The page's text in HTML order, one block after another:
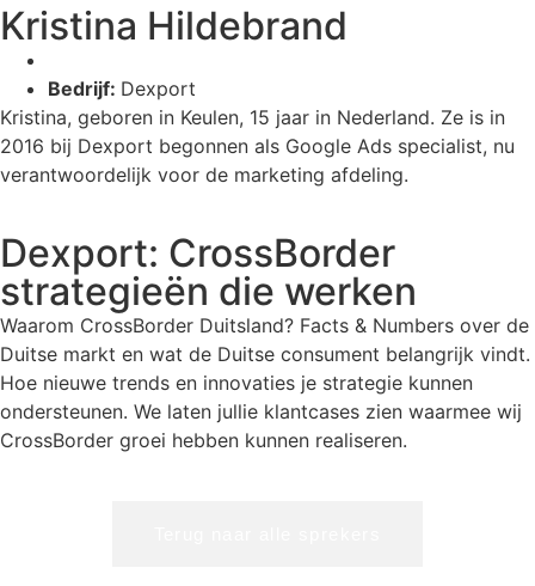
Kristina Hildebrand
Bedrijf: Dexport
Kristina, geboren in Keulen, 15 jaar in Nederland. Ze is in
2016 bij Dexport begonnen als Google Ads specialist, nu
verantwoordelijk voor de marketing afdeling.
Dexport: CrossBorder
strategieën die werken
Waarom CrossBorder Duitsland? Facts & Numbers over de
Duitse markt en wat de Duitse consument belangrijk vindt.
Hoe nieuwe trends en innovaties je strategie kunnen
ondersteunen. We laten jullie klantcases zien waarmee wij
CrossBorder groei hebben kunnen realiseren.